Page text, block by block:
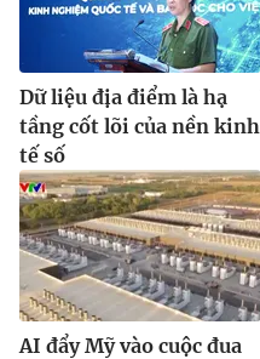
Dữ liệu địa điểm là hạ
tầng cốt lõi của nền kinh
tế số
AI đẩy Mỹ vào cuộc đua